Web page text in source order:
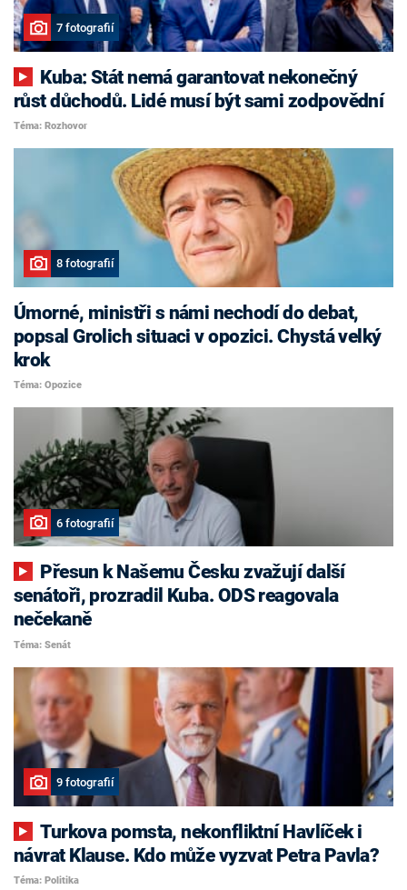
7 fotografií
růst důchodů. Lidé musí být sami zodpovědní
Téma: Rozhovor
8 fotografií
Úmorné, ministři s námi nechodí do debat,
popsal Grolich situaci v opozici. Chystá velký
krok
Téma: Opozice
6 fotografií
senátoři, prozradil Kuba. ODS reagovala
nečekaně
Téma: Senát
9 fotografií
Turkova pomsta, nekonfliktní Havlíček i
návrat Klause. Kdo může vyzvat Petra Pavla?
Téma: Politika